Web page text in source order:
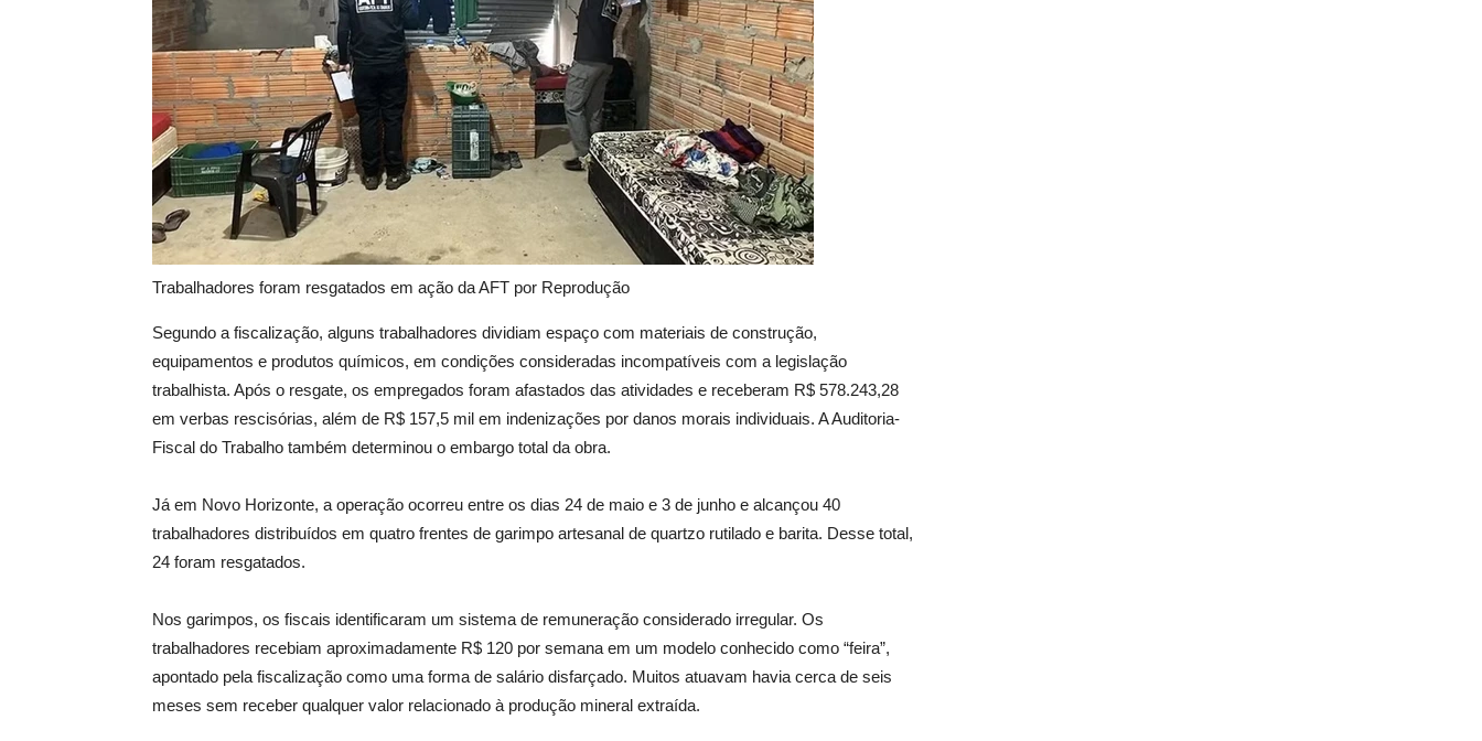
Trabalhadores foram resgatados em ação da AFT por Reprodução
Segundo a fiscalização, alguns trabalhadores dividiam espaço com materiais de construção,
equipamentos e produtos químicos, em condições consideradas incompatíveis com a legislação
trabalhista. Após o resgate, os empregados foram afastados das atividades e receberam R$ 578.243,28
em verbas rescisórias, além de R$ 157,5 mil em indenizações por danos morais individuais. A Auditoria-
Fiscal do Trabalho também determinou o embargo total da obra.
Já em Novo Horizonte, a operação ocorreu entre os dias 24 de maio e 3 de junho e alcançou 40
trabalhadores distribuídos em quatro frentes de garimpo artesanal de quartzo rutilado e barita. Desse total,
24 foram resgatados.
Nos garimpos, os fiscais identificaram um sistema de remuneração considerado irregular. Os
trabalhadores recebiam aproximadamente R$ 120 por semana em um modelo conhecido como “feira”,
apontado pela fiscalização como uma forma de salário disfarçado. Muitos atuavam havia cerca de seis
meses sem receber qualquer valor relacionado à produção mineral extraída.